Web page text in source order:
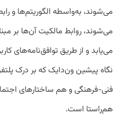
می‌شوند، به‌واسطه‌ الگوریتم‌ها و
می‌شوند، روابط مالکیت آن‌ها بر
می‌یابد و از طریق توافق‌نامه‌های
نگاه پیشین ون‌دایک که بر درک
فنی‌-فرهنگی و هم ساختارهای
هم‌راستا است.